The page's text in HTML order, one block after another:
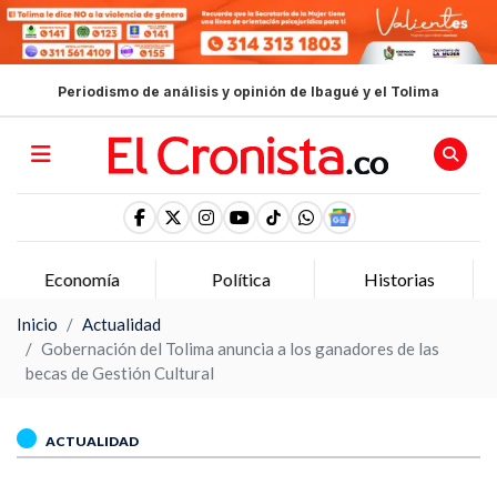
Periodismo de análisis y opinión de Ibagué y el Tolima
Política Historias Opinion
Inicio
Actualidad
Gobernación del Tolima anuncia a los ganadores de las
becas de Gestión Cultural
ACTUALIDAD